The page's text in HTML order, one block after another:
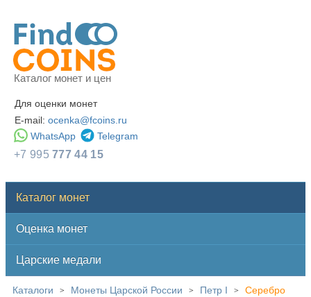
Каталог монет и цен
Для оценки монет
E-mail: ocenka@fcoins.ru
WhatsApp
Telegram
+7 995777 44 15
Каталог монет
Оценка монет
Царские медали
Каталоги > Монеты Царской России > Петр I > Серебро